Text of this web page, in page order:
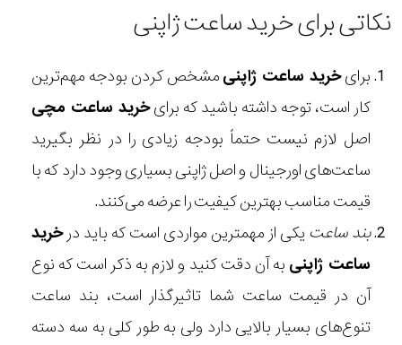
نکاتی برای خرید ساعت ژاپنی
برایخرید ساعت ژاپنیمشخص کردن بودجه مهم‌ترین
کار است، توجه داشته باشید که برایخرید ساعت مچی
اصل لازم نیست حتماً بودجه زیادی را در نظر بگیرید
ساعت‌های اورجینال و اصل ژاپنی بسیاری وجود دارد که با
قیمت مناسب بهترین کیفیت را عرضه می‌کنند.
بند ساعت یکی از مهمترین مواردی است که باید درخرید
ساعت ژاپنی به آن دقت کنید و لازم به ذکر است که نوع
آن در قیمت ساعت شما تاثیرگذار است، بند ساعت
تنوع‌های بسیار بالایی دارد ولی به طور کلی به سه دسته